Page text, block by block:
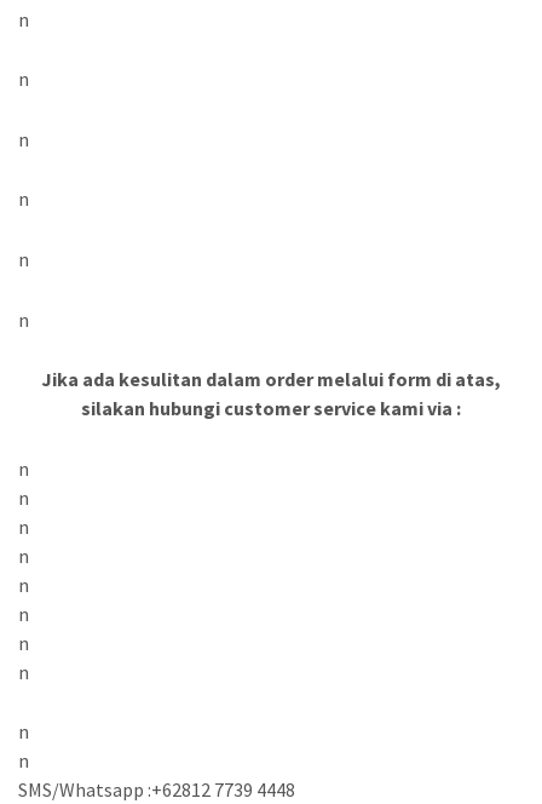
n
n
n
n
n
n
Jika ada kesulitan dalam order melalui form di atas,
silakan hubungi customer service kami via :
n
n
n
n
n
n
n
n
n
n
SMS/Whatsapp :+62812 7739 4448